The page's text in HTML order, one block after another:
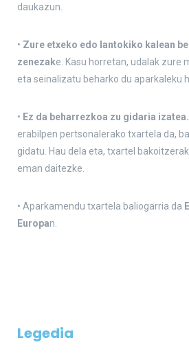
daukazun.
• Zure etxeko edo lantokiko kalean
zenezake. Kasu horretan, udalak zure
eta seinalizatu beharko du aparkaleku
• Ez da beharrezkoa zu gidaria izatea.
erabilpen pertsonalerako txartela da,
gidatu. Hau dela eta, txartel
eman daitezke.
• Aparkamendu txartela baliogarria da
Europan.
Legedia